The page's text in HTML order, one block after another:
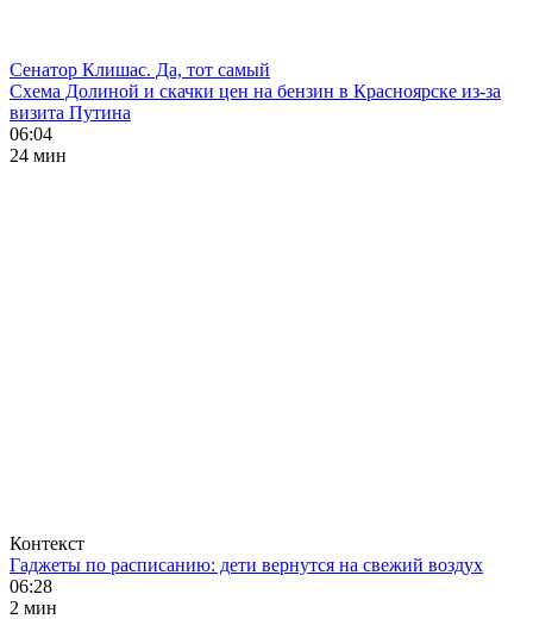
Сенатор Клишас. Да, тот самый
Схема Долиной и скачки цен на бензин в Красноярске из-за
визита Путина
06:04
24 мин
Контекст
Гаджеты по расписанию: дети вернутся на свежий воздух
06:28
2 мин